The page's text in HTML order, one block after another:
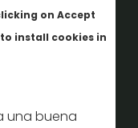
on Accept
install cookies in
una buena